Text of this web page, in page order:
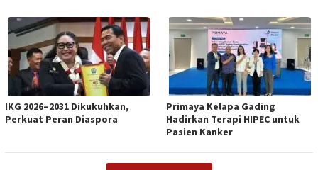
IKG 2026–2031 Dikukuhkan,
Perkuat Peran Diaspora
Primaya Kelapa Gading
Hadirkan Terapi HIPEC untuk
Pasien Kanker